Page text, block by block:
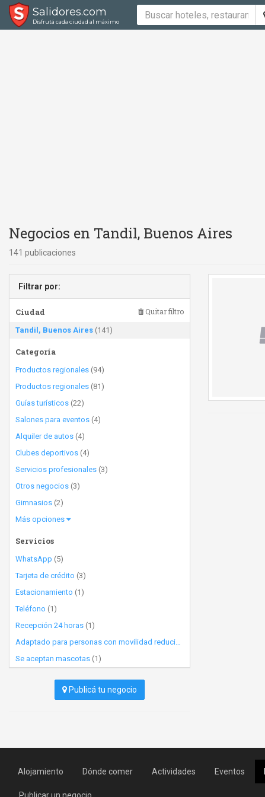
Salidores.com
Disfrutá cada ciudad al máximo
Negocios en Tandil, Buenos Aires
141 publicaciones
Filtrar por:
Ciudad Quitar filtro
Tandil, Buenos Aires (141)
Categoría
Productos regionales (94)
Productos regionales (81)
Guías turísticos (22)
Salones para eventos (4)
Alquiler de autos (4)
Clubes deportivos (4)
Servicios profesionales (3)
Otros negocios (3)
Gimnasios (2)
Más opciones
Servicios
WhatsApp (5)
Tarjeta de crédito (3)
Estacionamiento (1)
Teléfono (1)
Recepción 24 horas (1)
Adaptado para personas con movilidad reducida
Se aceptan mascotas (1)
Publicá tu negocio
Alojamiento Dónde comer Actividades Eventos